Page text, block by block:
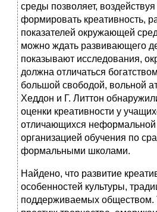
среды позволяет,
формировать креативность,
показателей окружающей
можно ждать развивающего
показывают исследования,
должна отличаться
большой свободой, вольной
Хеддон и Г. Литтон
оценки креативности у
отличающихся
организацией обучения по
формальными школами.
Найдено, что развитие
особенностей культуры,
поддерживаемых